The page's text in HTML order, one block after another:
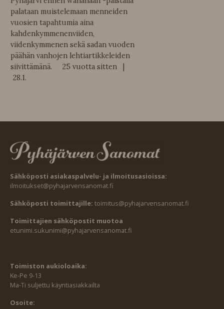
palataan muistelemaan menneiden
vuosien tapahtumia aina
kahdenkymmenenviiden,
viidenkymmenen sekä sadan vuoden
päähän vanhojen lehtiartikkeleiden
siivittämänä. 25 vuotta sitten |
28.1.
Sähköposti asiakaspalvelu- ja ilmoitusasioissa:
ilmoitukset@pyhajarvensanomat.fi
Sähköposti toimittajille: toimitus@pyhajarvensanomat.fi
Toimittajien sähköpostit muotoa
etunimi.sukunimi@pyhajarvensanomat.fi
Toimiston aukioloaika:
Ke-Pe 9-13
Ma-Ti suljettu käyntiasiakkailta
Osoite: